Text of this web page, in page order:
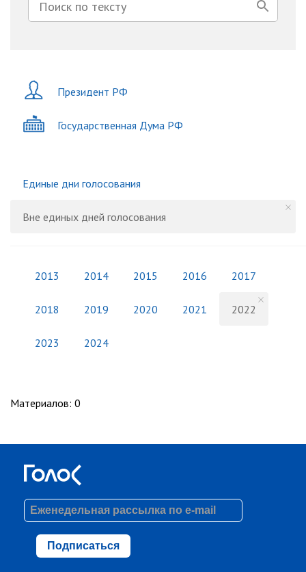
Президент РФ
Государственная Дума РФ
Единые дни голосования
Вне единых дней голосования
2013 2014 2015 2016 2017
2018 2019 2020 2021 2022
2023 2024
Материалов: 0
Подписаться